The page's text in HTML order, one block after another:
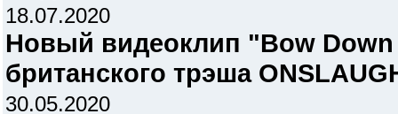
18.07.2020
Новый видеоклип "Bow Down
британского трэша
30.05.2020